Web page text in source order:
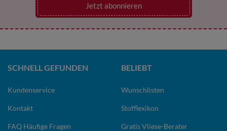
Jetzt abonnieren
SCHNELL GEFUNDEN
Kundenservice
Kontakt
FAQ Häufige Fragen
BELIEBT
Wunschlisten
Stofflexikon
Gratis Vliese-Berater